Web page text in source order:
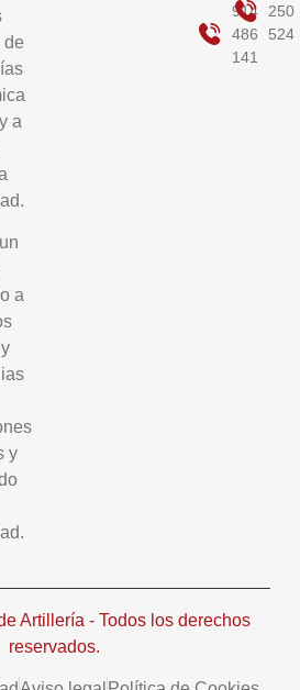
de
a
a
y
914
486
141
250
524
Artillería - Todos los derechos
reservados.